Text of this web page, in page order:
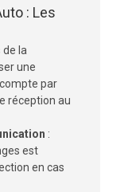
: Les
de la
une
par
réception au
:
est
en cas